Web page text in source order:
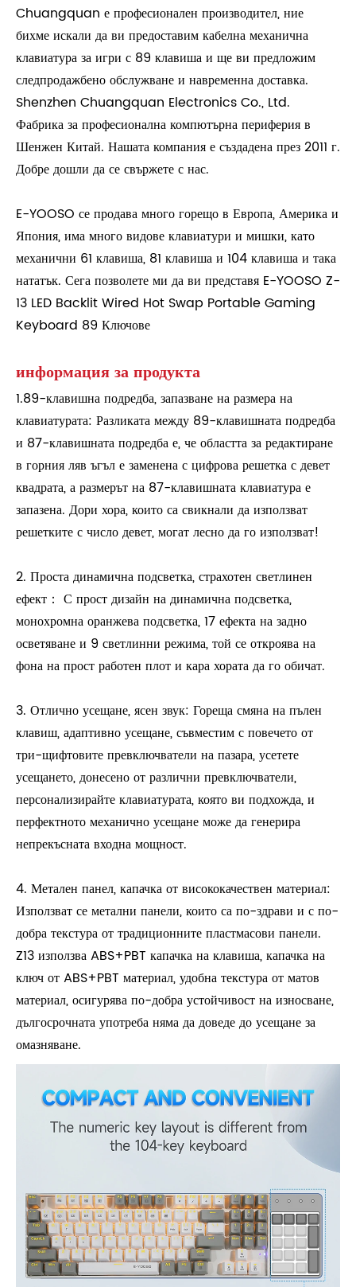
Chuangquan е професионален производител, ние
бихме искали да ви предоставим кабелна механична
клавиатура за игри с 89 клавиша и ще ви предложим
следпродажбено обслужване и навременна доставка.
Shenzhen Chuangquan Electronics Co., Ltd.
Фабрика за професионална компютърна периферия в
Шенжен Китай. Нашата компания е създадена през 2011 г.
Добре дошли да се свържете с нас.
E-YOOSO се продава много горещо в Европа, Америка и
Япония, има много видове клавиатури и мишки, като
механични 61 клавиша, 81 клавиша и 104 клавиша и така
нататък. Сега позволете ми да ви представя E-YOOSO Z-
13 LED Backlit Wired Hot Swap Portable Gaming
Keyboard 89 Ключове
информация за продукта
1.89-клавишна подредба, запазване на размера на
клавиатурата: Разликата между 89-клавишната подредба
и 87-клавишната подредба е, че областта за редактиране
в горния ляв ъгъл е заменена с цифрова решетка с девет
квадрата, а размерът на 87-клавишната клавиатура е
запазена. Дори хора, които са свикнали да използват
решетките с число девет, могат лесно да го използват!
2. Проста динамична подсветка, страхотен светлинен
ефект： С прост дизайн на динамична подсветка,
монохромна оранжева подсветка, 17 ефекта на задно
осветяване и 9 светлинни режима, той се откроява на
фона на прост работен плот и кара хората да го обичат.
3. Отлично усещане, ясен звук: Гореща смяна на пълен
клавиш, адаптивно усещане, съвместим с повечето от
три-щифтовите превключватели на пазара, усетете
усещането, донесено от различни превключватели,
персонализирайте клавиатурата, която ви подхожда, и
перфектното механично усещане може да генерира
непрекъсната входна мощност.
4. Метален панел, капачка от висококачествен материал:
Използват се метални панели, които са по-здрави и с по-
добра текстура от традиционните пластмасови панели.
Z13 използва ABS+PBT капачка на клавиша, капачка на
ключ от ABS+PBT материал, удобна текстура от матов
материал, осигурява по-добра устойчивост на износване,
дългосрочната употреба няма да доведе до усещане за
омазняване.